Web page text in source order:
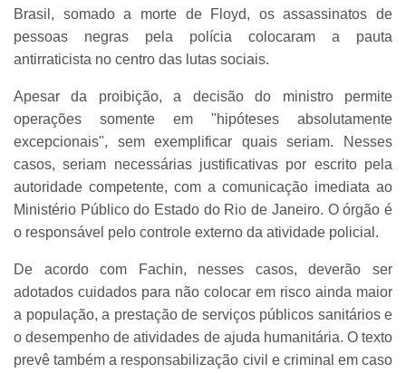
Brasil, somado a morte de Floyd, os assassinatos de
pessoas negras pela polícia colocaram a pauta
antirraticista no centro das lutas sociais.
Apesar da proibição, a decisão do ministro permite
operações somente em "hipóteses absolutamente
excepcionais", sem exemplificar quais seriam. Nesses
casos, seriam necessárias justificativas por escrito pela
autoridade competente, com a comunicação imediata ao
Ministério Público do Estado do Rio de Janeiro. O órgão é
o responsável pelo controle externo da atividade policial.
De acordo com Fachin, nesses casos, deverão ser
adotados cuidados para não colocar em risco ainda maior
a população, a prestação de serviços públicos sanitários e
o desempenho de atividades de ajuda humanitária. O texto
prevê também a responsabilização civil e criminal em caso